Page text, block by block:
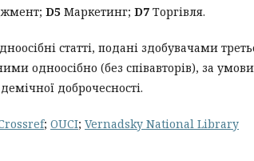
D5 Маркетинг; D7 Торгівля.
статті, подані здобувачами
одноосібно (без співавторів), за умови
доброчесності.
; OUCI; Vernadsky National Library